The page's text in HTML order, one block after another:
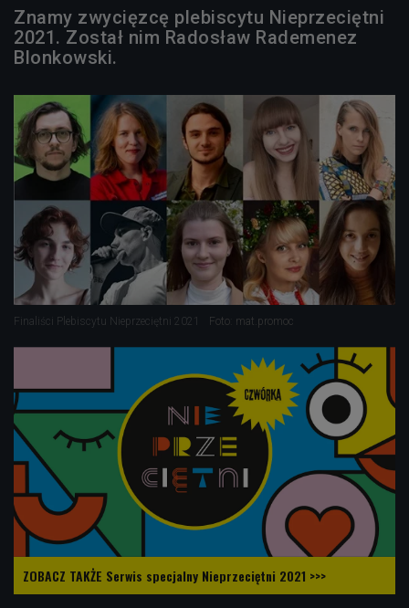
Znamy zwycięzcę plebiscytu Nieprzeciętni
2021. Został nim Radosław Rademenez
Blonkowski.
Finaliści Plebiscytu Nieprzeciętni 2021 Foto: mat.promoc
ZOBACZ TAKŻE Serwis specjalny Nieprzeciętni 2021 >>>